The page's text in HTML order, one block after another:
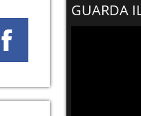
GUARDA